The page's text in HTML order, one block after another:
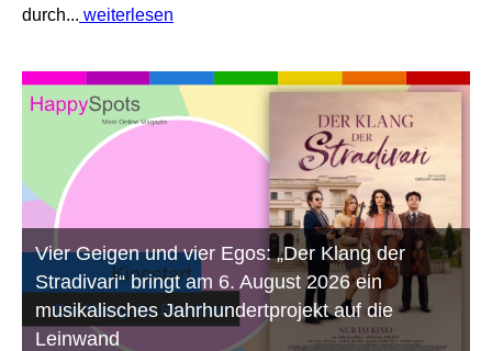
durch... weiterlesen
Vier Geigen und vier Egos: „Der Klang der
Stradivari“ bringt am 6. August 2026 ein
musikalisches Jahrhundertprojekt auf die
Leinwand